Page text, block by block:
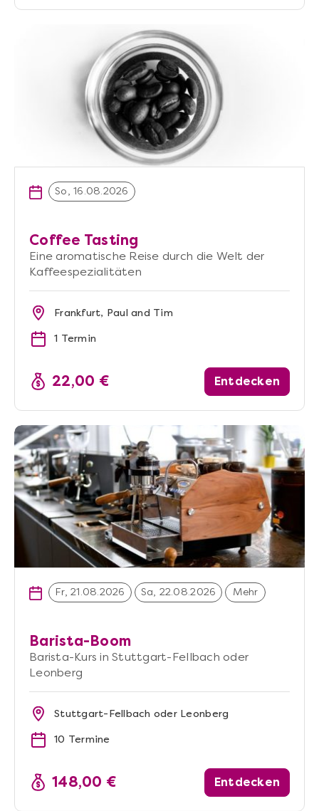
So, 16.08.2026
Coffee Tasting
Eine aromatische Reise durch die Welt der
Kaffeespezialitäten
Frankfurt, Paul and Tim
1 Termin
22,00 € Entdecken
Fr, 21.08.2026 Sa, 22.08.2026 Mehr
Barista-Boom
Barista-Kurs in Stuttgart-Fellbach oder
Leonberg
Stuttgart-Fellbach oder Leonberg
10 Termine
148,00 € Entdecken